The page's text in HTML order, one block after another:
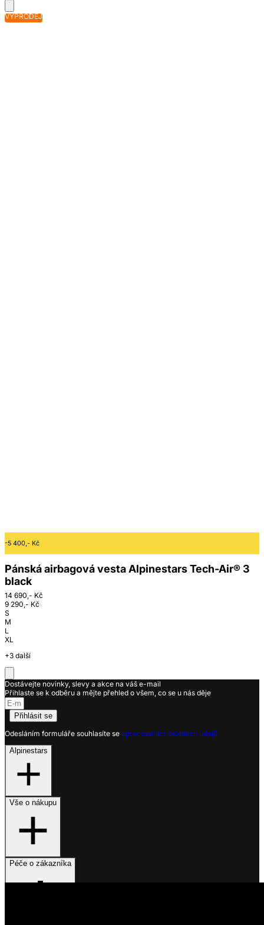
VÝPRODEJ
-5 400,- Kč
Pánská airbagová vesta Alpinestars Tech-Air® 3
black
14 690,- Kč
9 290,- Kč
S
M
L
XL
+3 další
Dostávejte novinky, slevy a akce na váš e-mail
Přihlaste se k odběru a mějte přehled o všem, co se u nás děje
Přihlásit se
Odesláním formuláře souhlasíte se zpracováním osobních údajů.
Alpinestars
Vše o nákupu
Péče o zákazníka